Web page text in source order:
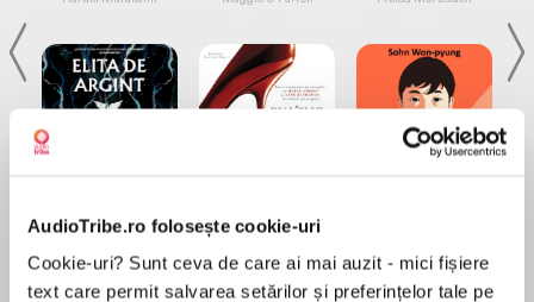
AudioTribe.ro folosește cookie-uri
Cookie-uri? Sunt ceva de care ai mai auzit - mici fișiere
text care permit salvarea setărilor și preferințelor tale pe
de...
Dani Francis
la...
Lauren Weisberger